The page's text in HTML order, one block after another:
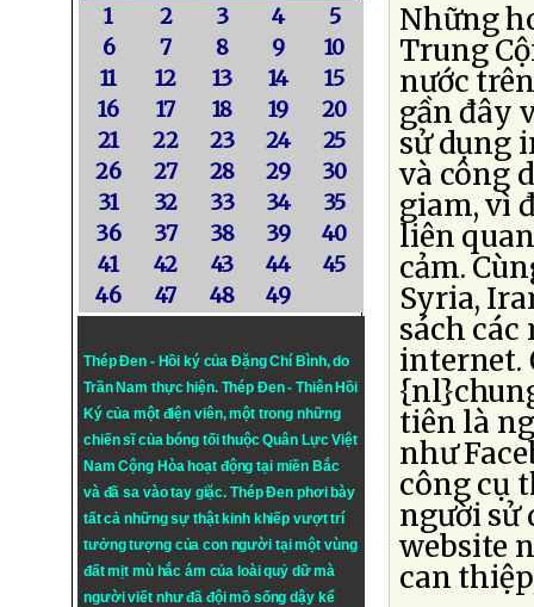
1 2 3 4
5
6
7 8 9
10
11
12 13 14
15
16
17 18 19
20
21
22 23 24
25
26
27 28 29
30
31
32 33 34
35
36
37 38 39
40
41
42 43 44
45
46
47 48 49
Thép Đen - Hồi ký của Đặng Chí Bình, do
Trần Nam thực hiện. Thép Đen- Thiên Hồi
Ký của một điện viên, một trong những
chiến sĩ của bóng tối thuộc Quân Lực Việt
Nam Cộng Hòa hoạt động tại miền Bắc
và đã sa vào tay giặc. Thép Đen phơi bày
tất cả những sự thật kinh khiếp vượt trí
tưởng tượng của con người tại một vùng
đất mịt mù hắc ám của loài quỷ dữ mà
người viết như đã đội mồ sống dậy kể
Những
Trung
nước
gần đây
sử dụng
và công
giam, vì
liên
cảm.
Syria,
sách
internet.
tiên là
như
công cụ
người sử
website
can